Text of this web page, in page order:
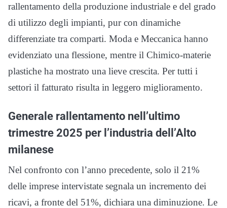
rallentamento della produzione industriale e del grado
di utilizzo degli impianti, pur con dinamiche
differenziate tra comparti. Moda e Meccanica hanno
evidenziato una flessione, mentre il Chimico-materie
plastiche ha mostrato una lieve crescita. Per tutti i
settori il fatturato risulta in leggero miglioramento.
Generale rallentamento nell’ultimo
trimestre 2025 per l’industria dell’Alto
milanese
Nel confronto con l’anno precedente, solo il 21%
delle imprese intervistate segnala un incremento dei
ricavi, a fronte del 51%, dichiara una diminuzione. Le